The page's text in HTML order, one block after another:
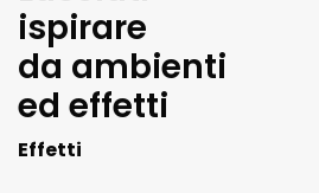
ispirare
da ambienti
ed effetti
Effetti